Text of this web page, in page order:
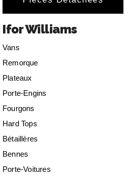
Ifor Williams
Vans
Remorque
Plateaux
Porte-Engins
Fourgons
Hard Tops
Bétaillères
Bennes
Porte-Voitures